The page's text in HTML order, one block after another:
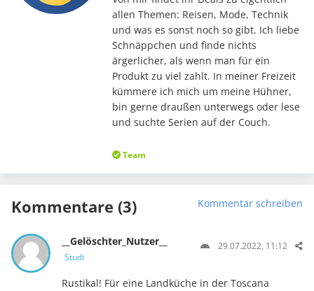
allen Themen: Reisen, Mode, Technik
und was es sonst noch so gibt. Ich liebe
Schnäppchen und finde nichts
ärgerlicher, als wenn man für ein
Produkt zu viel zahlt. In meiner Freizeit
kümmere ich mich um meine Hühner,
bin gerne draußen unterwegs oder lese
und suchte Serien auf der Couch.
Team
Kommentare (3) Kommentar schreiben
__Gelöschter_Nutzer__
Studi
29.07.2022, 11:12
Rustikal! Für eine Landküche in der Toscana